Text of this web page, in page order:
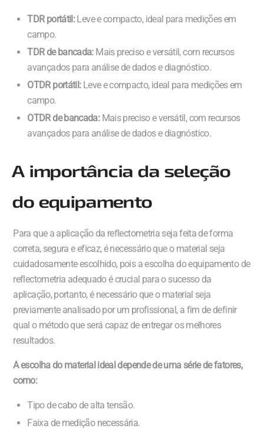
TDR portátil:Leve e compacto, ideal para medições em
campo.
TDR de bancada:Mais preciso e versátil, com recursos
avançados para análise de dados e diagnóstico.
OTDR portátil:Leve e compacto, ideal para medições em
campo.
OTDR de bancada:Mais preciso e versátil, com recursos
avançados para análise de dados e diagnóstico.
A importância da seleção
do equipamento
Para que a aplicação da reflectometria seja feita de forma
correta, segura e eficaz, é necessário que o material seja
cuidadosamente escolhido, pois a escolha do equipamento de
reflectometria adequado é crucial para o sucesso da
aplicação, portanto, é necessário que o material seja
previamente analisado por um profissional, a fim de definir
qual o método que será capaz de entregar os melhores
resultados.
A escolha do material ideal depende de uma série de fatores,
como:
Tipo de cabo de alta tensão.
Faixa de medição necessária.